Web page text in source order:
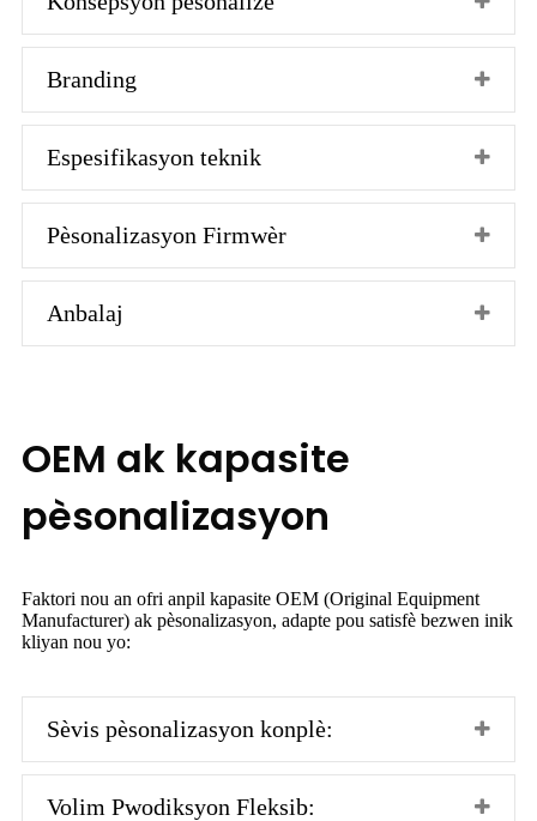
Branding
Espesifikasyon teknik
Pèsonalizasyon Firmwèr
Anbalaj
OEM ak kapasite
pèsonalizasyon
Faktori nou an ofri anpil kapasite OEM (Original Equipment
Manufacturer) ak pèsonalizasyon, adapte pou satisfè bezwen inik
kliyan nou yo:
Sèvis pèsonalizasyon konplè:
Volim Pwodiksyon Fleksib: